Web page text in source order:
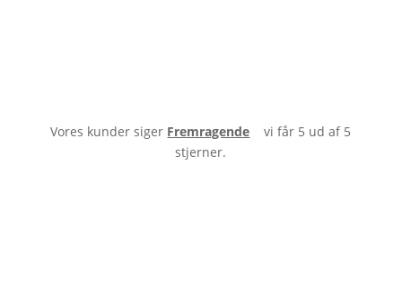
Vores kunder siger Fremragende
vi får 5 ud af 5
stjerner.